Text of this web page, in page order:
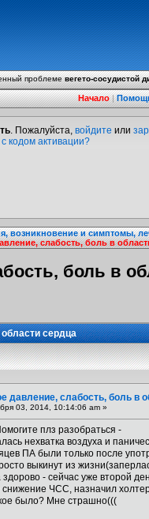
проблемевегето-сосудистой
Начало|
. Пожалуйста, войдите или
кодом активации?
возникновение и симптомы,
слабость, боль в
боль в
сердца
давление, слабость, боль в
03, 2014, 10:14:06 am »
плз разобраться -
нехватка воздуха и
ПА были только после
выкинут из
здорово - сейчас уже второй
ЧСС, назначил
было? Мне страшно(((